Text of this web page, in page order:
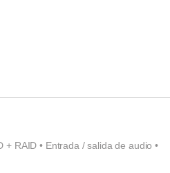
RAID • Entrada / salida de audio •